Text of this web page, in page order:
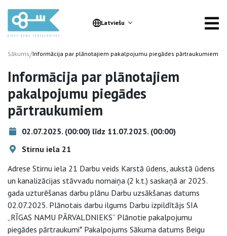
Latviešu
Sākums/Informācija par plānotajiem pakalpojumu piegādes pārtraukumiem
Informācija par plānotajiem
pakalpojumu piegādes
pārtraukumiem
02.07.2025. (00:00) līdz 11.07.2025. (00:00)
Stirnu iela 21
Adrese Stirnu iela 21 Darbu veids Karstā ūdens, aukstā ūdens
un kanalizācijas stāvvadu nomaiņa (2 k.t.) saskaņā ar 2025.
gada uzturēšanas darbu plānu Darbu uzsākšanas datums
02.07.2025. Plānotais darbu ilgums Darbu izpildītājs SIA
„RĪGAS NAMU PĀRVALDNIEKS” Plānotie pakalpojumu
piegādes pārtraukumi* Pakalpojums Sākuma datums Beigu